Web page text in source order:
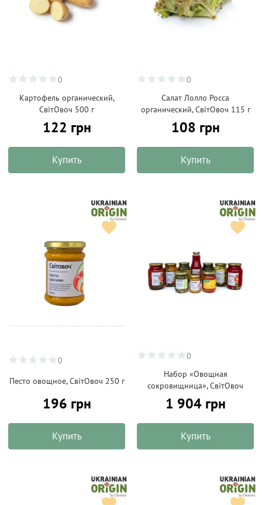
0
Картофель органический,
СвітОвоч 500 г
122 грн
Купить
0
Салат Лолло Росса
органический, СвітОвоч 115 г
108 грн
Купить
0
Песто овощное, СвітОвоч 250 г
196 грн
Купить
0
Набор «Овощная
сокровищница», СвітОвоч
1 904 грн
Купить